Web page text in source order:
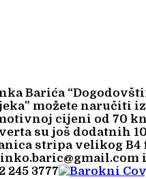
Barića
možete naručiti
cijeni od 70
su još dodatnih
stripa velikog B4
245 3777